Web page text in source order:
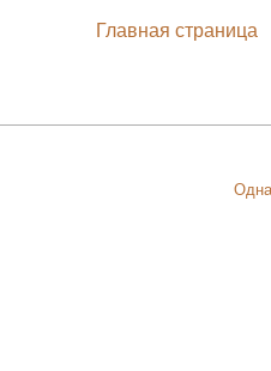
Главная страница